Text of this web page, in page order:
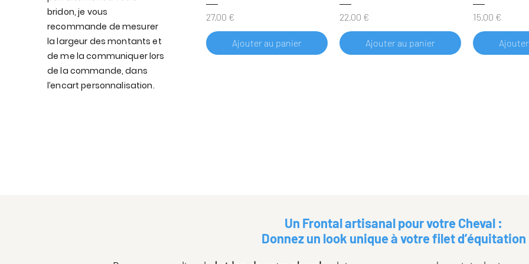
bridon, je vous
recommande de mesurer
la largeur des montants et
de me la communiquer lors
de la commande, dans
l’encart personnalisation.
Prix
27,00 €
Ajouter au panier
Prix
22,00 €
Ajouter au panier
Prix
15,00 €
Un Frontal artisanal pour votreCheval :
Donnez un look unique à votre filet d’équitation